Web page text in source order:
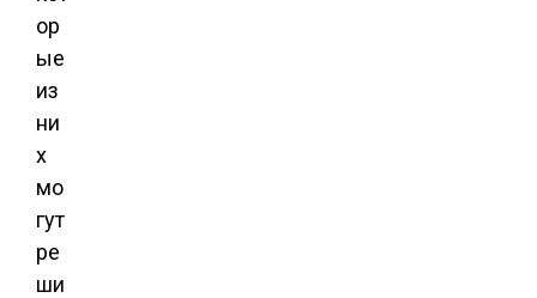
ор
ые
из
ни
х
мо
гут
ре
ши